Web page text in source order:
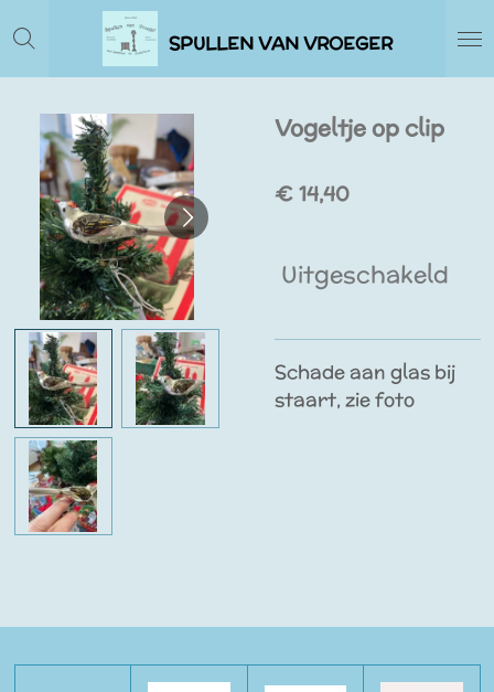
Ga
direct
naar
hoofdinhoud
SPULLEN VAN VROEGER
Vogeltje op clip
€ 14,40
Uitgeschakeld
Schade aan glas bij
staart, zie foto